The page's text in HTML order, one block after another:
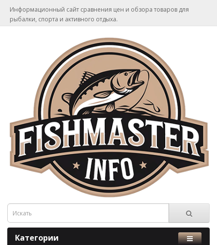
Информационный сайт сравнения цен и обзора товаров для
рыбалки, спорта и активного отдыха.
Категории